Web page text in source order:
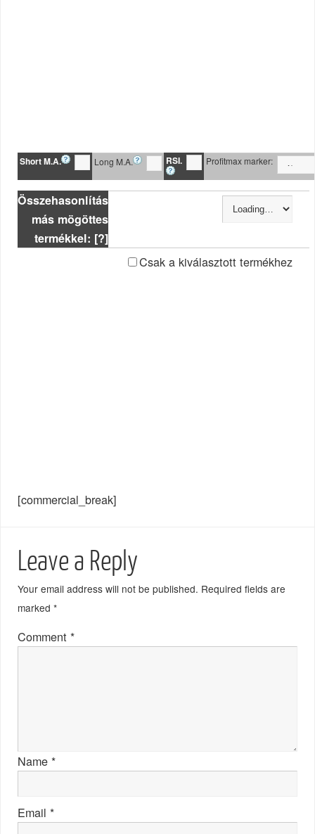
Short M.A. Long M.A. RSI. Profitmax marker:
Összehasonlítás
más mögöttes
termékkel: [?]
Csak a kiválasztott termékhez
[commercial_break]
Leave a Reply
Your email address will not be published. Required fields are
marked*
Comment*
Name*
Email*